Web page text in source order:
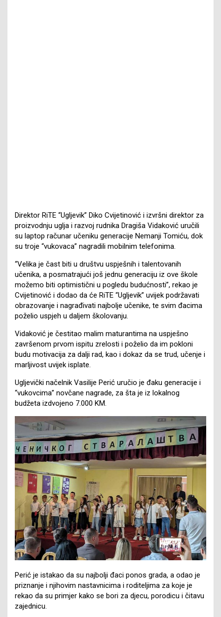
Direktor RiTE “Ugljevik” Diko Cvijetinović i izvršni direktor za
proizvodnju uglja i razvoj rudnika Dragiša Vidaković uručili
su laptop računar učeniku generacije Nemanji Tomiću, dok
su troje “vukovaca” nagradili mobilnim telefonima.
“Velika je čast biti u društvu uspješnih i talentovanih
učenika, a posmatrajući još jednu generaciju iz ove škole
možemo biti optimistični u pogledu budućnosti”, rekao je
Cvijetinović i dodao da će RiTE “Ugljevik” uvijek podržavati
obrazovanje i nagrađivati najbolje učenike, te svim đacima
poželio uspjeh u daljem školovanju.
Vidaković je čestitao malim maturantima na uspješno
završenom prvom ispitu zrelosti i poželio da im pokloni
budu motivacija za dalji rad, kao i dokaz da se trud, učenje i
marljivost uvijek isplate.
Ugljevički načelnik Vasilije Perić uručio je đaku generacije i
“vukovcima” novčane nagrade, za šta je iz lokalnog
budžeta izdvojeno 7.000 KM.
Perić je istakao da su najbolji đaci ponos grada, a odao je
priznanje i njihovim nastavnicima i roditeljima za koje je
rekao da su primjer kako se bori za djecu, porodicu i čitavu
zajednicu.